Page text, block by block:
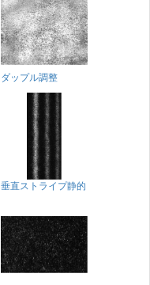
ダップル調整
垂直ストライプ静的